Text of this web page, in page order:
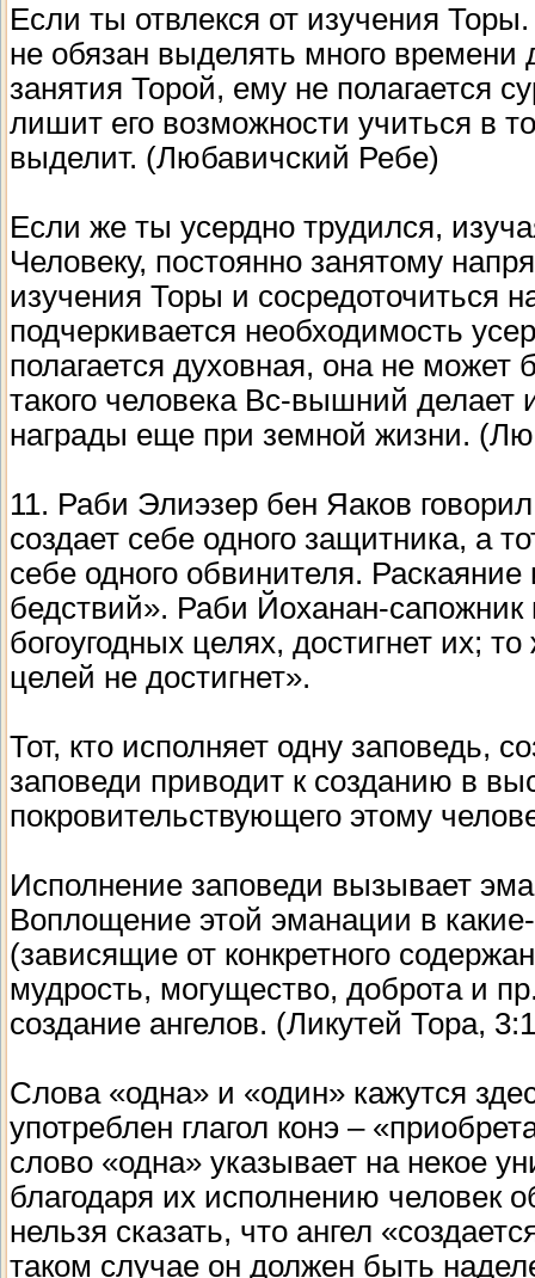
Если ты отвлекся от изучения
не обязан выделять много
занятия Торой, ему не полагается
лишит его возможности учиться в
выделит. (Любавичский Ребе)
Если же ты усердно трудился,
Человеку, постоянно занятому
изучения Торы и сосредоточиться
подчеркивается необходимость
полагается духовная, она не
такого человека Вс-вышний делает
награды еще при земной жизни.
11. Раби Элиэзер бен Яаков
создает себе одного защитника, а
себе одного обвинителя.
бедствий». Раби Йоханан-
богоугодных целях, достигнет их;
целей не достигнет».
Тот, кто исполняет одну заповедь,
заповеди приводит к созданию в
покровительствующего этому
Исполнение заповеди вызывает
Воплощение этой эманации в
(зависящие от конкретного
мудрость, могущество, доброта и
создание ангелов. (Ликутей Тора,
Слова «одна» и «один» кажутся
употреблен глагол конэ –
слово «одна» указывает на некое
благодаря их исполнению человек
нельзя сказать, что ангел
таком случае он должен быть